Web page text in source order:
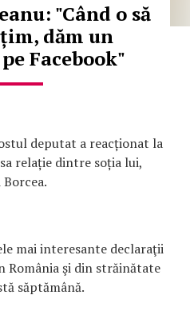
"Când o să
dăm un
Facebook"
deputat a reacționat la
relație dintre soția lui,
mai interesante declaraţii
România şi din străinătate
săptămână.